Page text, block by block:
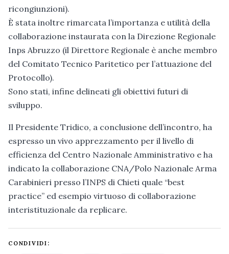
ricongiunzioni).
È stata inoltre rimarcata l’importanza e utilità della
collaborazione instaurata con la Direzione Regionale
Inps Abruzzo (il Direttore Regionale è anche membro
del Comitato Tecnico Paritetico per l’attuazione del
Protocollo).
Sono stati, infine delineati gli obiettivi futuri di
sviluppo.
Il Presidente Tridico, a conclusione dell’incontro, ha
espresso un vivo apprezzamento per il livello di
efficienza del Centro Nazionale Amministrativo e ha
indicato la collaborazione CNA/Polo Nazionale Arma
Carabinieri presso l’INPS di Chieti quale “best
practice” ed esempio virtuoso di collaborazione
interistituzionale da replicare.
CONDIVIDI: